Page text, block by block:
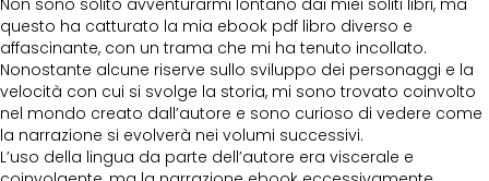
Non sono solito avventurarmi lontano dai miei soliti libri, ma
questo ha catturato la mia ebook pdf libro diverso e
affascinante, con un trama che mi ha tenuto incollato.
Nonostante alcune riserve sullo sviluppo dei personaggi e la
velocità con cui si svolge la storia, mi sono trovato coinvolto
nel mondo creato dall’autore e sono curioso di vedere come
la narrazione si evolverà nei volumi successivi.
L’uso della lingua da parte dell’autore era viscerale e